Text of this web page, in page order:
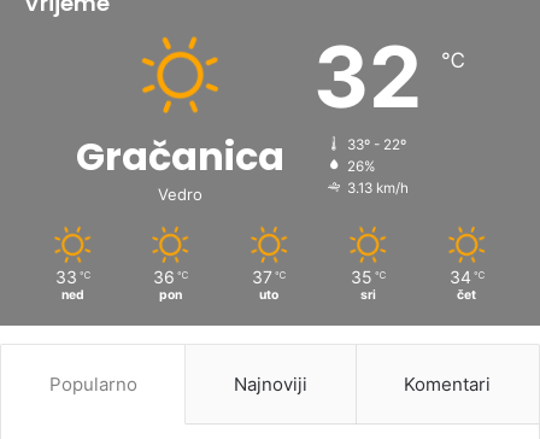
Gračanica
Vedro
32 ℃
33º - 22º
26%
3.13 km/h
33 ℃
ned
36 ℃
pon
37 ℃
uto
35 ℃
sri
34 ℃
čet
Popularno Najnoviji Komentari